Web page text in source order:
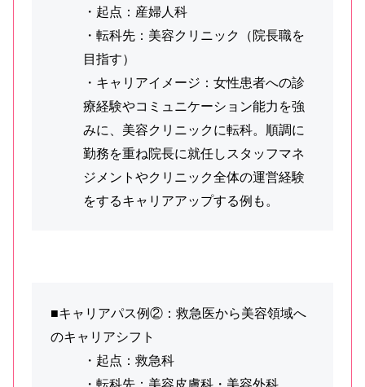
・起点：産婦人科
・転科先：美容クリニック（院長職を
目指す）
・キャリアイメージ：女性患者への診
療経験やコミュニケーション能力を強
みに、美容クリニックに転科。順調に
勤務を重ね院長に就任しスタッフマネ
ジメントやクリニック全体の運営経験
をするキャリアアップする例も。
■キャリアパス例②：救急医から美容領域へ
のキャリアシフト
・起点：救急科